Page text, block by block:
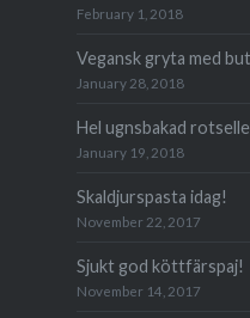
February 1, 2018
Vegansk gryta med
January 28, 2018
Hel ugnsbakad
January 19, 2018
Skaldjurspasta idag!
November 22, 2017
Sjukt god köttfärspaj!
November 14, 2017